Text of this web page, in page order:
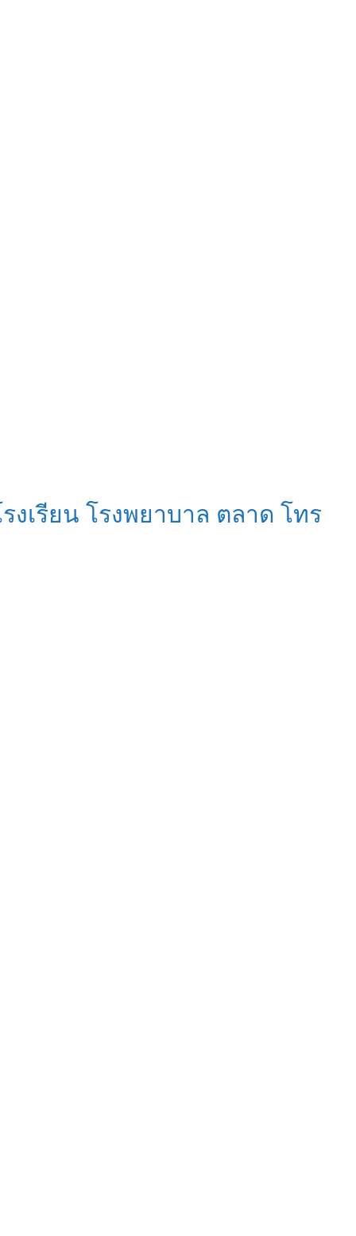
เรียน โรงพยาบาล ตลาด โทร